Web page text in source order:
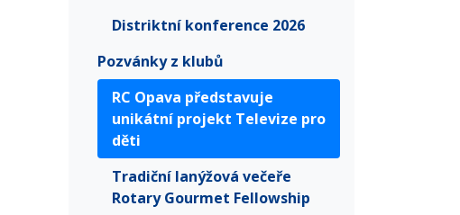
Distriktní konference 2026
Pozvánky z klubů
RC Opava představuje
unikátní projekt Televize pro
děti
Tradiční lanýžová večeře
Rotary Gourmet Fellowship